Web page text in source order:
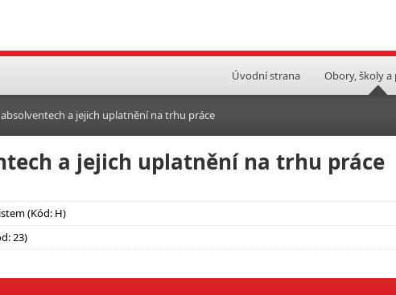
Úvodní strana Obory, školy a
a jejich uplatnění na trhu práce
a jejich uplatnění na trhu práce
(Kód: H)
23)